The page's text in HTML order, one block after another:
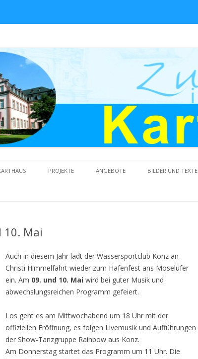
PROJEKTE ANGEBOTE BILDER UND TEXTE
10. Mai
Auch in diesem Jahr lädt der Wassersportclub Konz an
Christi Himmelfahrt wieder zum Hafenfest ans Moselufer
ein. Am 09. und 10. Mai wird bei guter Musik und
abwechslungsreichen Programm gefeiert.
Los geht es am Mittwochabend um 18 Uhr mit der
offiziellen Eröffnung, es folgen Livemusik und Aufführungen
der Show-Tanzgruppe Rainbow aus Konz.
Am Donnerstag startet das Programm um 11 Uhr. Die